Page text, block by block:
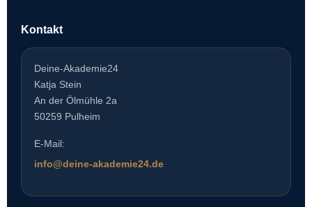
Kontakt
Deine-Akademie24
Katja Stein
An der Ölmühle 2a
50259 Pulheim
E-Mail:
info@deine-akademie24.de